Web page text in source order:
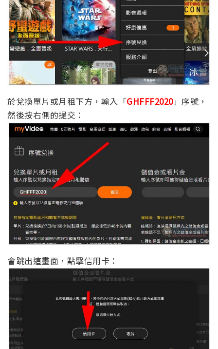
於兌換單片或月租下方，輸入「GHFFF2020」序號，
然後按右側的提交：
會跳出這畫面，點擊信用卡：